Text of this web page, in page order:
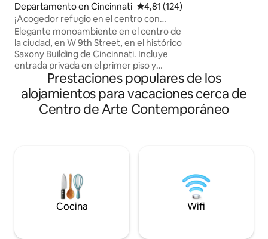
Departamento en Cincinnati Calificación promedio: 4,81 de
4,81 (124)
¡Acogedor refugio en el centro con
estacionamiento!
Elegante monoambiente en el centro de
la ciudad, en W 9th Street, en el histórico
Saxony Building de Cincinnati. Incluye
entrada privada en el primer piso y
estacionamiento gratuito. Podés ir
caminando a restaurantes, bares y
lugares de entretenimiento en Vine
Street y The Banks. A 10 minutos del
Todo lo que necesitás para una escapada
de fin de semana o una breve visita a la
solitarios que quieran explorar
estancias cortas,
colchones y
viscoelástica,
Prestaciones populares de los
alojamientos para vacaciones cerca de
Centro de Arte Contemporáneo
Cocina Wifi